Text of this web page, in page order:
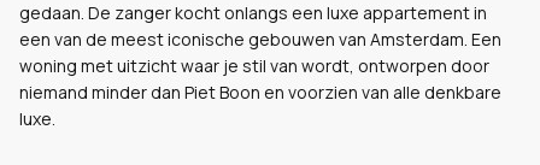
gedaan. De zanger kocht onlangs een luxe appartement in
een van de meest iconische gebouwen van Amsterdam. Een
woning met uitzicht waar je stil van wordt, ontworpen door
niemand minder dan Piet Boon en voorzien van alle denkbare
luxe.